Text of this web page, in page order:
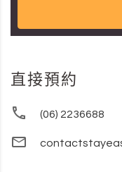
直接預約
(06) 2236688